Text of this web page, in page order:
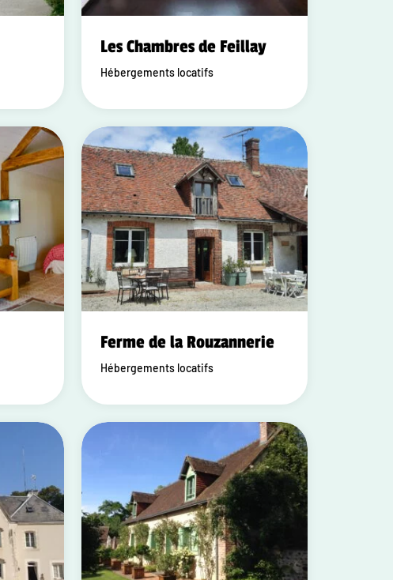
Les Chambres de Feillay
Hébergements locatifs
Ferme de la Rouzannerie
Hébergements locatifs